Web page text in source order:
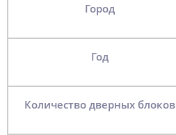
Город
Год
Количество дверных блоков